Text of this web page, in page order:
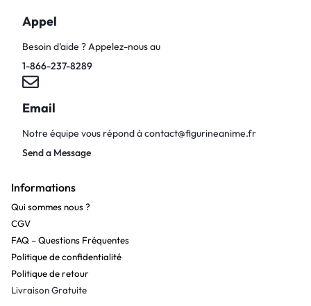
Appel
Besoin d’aide ? Appelez-nous au
1-866-237-8289
Email
Notre équipe vous répond àcontact@figurineanime.fr
Send a Message
Informations
Qui sommes nous ?
CGV
FAQ – Questions Fréquentes
Politique de confidentialité
Politique de retour
Livraison Gratuite